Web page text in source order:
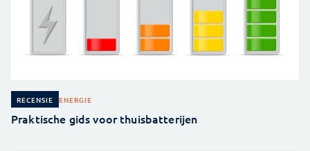
RECENSIE ENERGIE
Praktische gids voor thuisbatterijen